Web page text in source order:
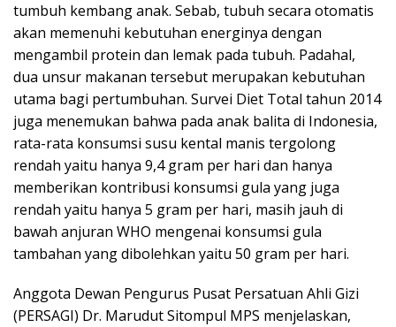
tumbuh kembang anak. Sebab, tubuh secara otomatis
akan memenuhi kebutuhan energinya dengan
mengambil protein dan lemak pada tubuh. Padahal,
dua unsur makanan tersebut merupakan kebutuhan
utama bagi pertumbuhan. Survei Diet Total tahun 2014
juga menemukan bahwa pada anak balita di Indonesia,
rata-rata konsumsi susu kental manis tergolong
rendah yaitu hanya 9,4 gram per hari dan hanya
memberikan kontribusi konsumsi gula yang juga
rendah yaitu hanya 5 gram per hari, masih jauh di
bawah anjuran WHO mengenai konsumsi gula
tambahan yang dibolehkan yaitu 50 gram per hari.
Anggota Dewan Pengurus Pusat Persatuan Ahli Gizi
(PERSAGI) Dr. Marudut Sitompul MPS menjelaskan,